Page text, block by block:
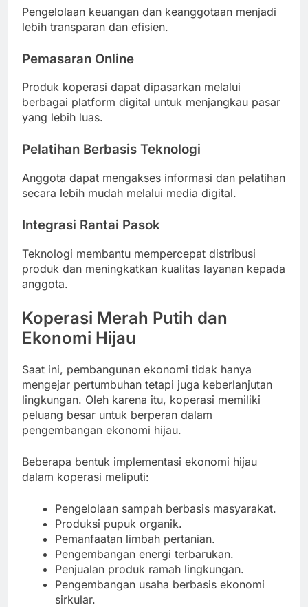
Pengelolaan keuangan dan keanggotaan menjadi
lebih transparan dan efisien.
Pemasaran Online
Produk koperasi dapat dipasarkan melalui
berbagai platform digital untuk menjangkau pasar
yang lebih luas.
Pelatihan Berbasis Teknologi
Anggota dapat mengakses informasi dan pelatihan
secara lebih mudah melalui media digital.
Integrasi Rantai Pasok
Teknologi membantu mempercepat distribusi
produk dan meningkatkan kualitas layanan kepada
anggota.
Koperasi Merah Putih dan
Ekonomi Hijau
Saat ini, pembangunan ekonomi tidak hanya
mengejar pertumbuhan tetapi juga keberlanjutan
lingkungan. Oleh karena itu, koperasi memiliki
peluang besar untuk berperan dalam
pengembangan ekonomi hijau.
Beberapa bentuk implementasi ekonomi hijau
dalam koperasi meliputi:
Pengelolaan sampah berbasis masyarakat.
Produksi pupuk organik.
Pemanfaatan limbah pertanian.
Pengembangan energi terbarukan.
Penjualan produk ramah lingkungan.
Pengembangan usaha berbasis ekonomi
sirkular.